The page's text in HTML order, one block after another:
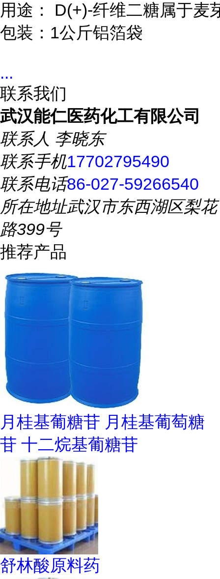
用途： D(+)-纤维二糖属于麦
包装：1公斤铝箔袋
...
联系我们
武汉能仁医药化工有限公司
联系人 李晓东
联系手机17702795490
联系电话86-027-59266540
所在地址武汉市东西湖区梨花
路399号
推荐产品
月桂基葡糖苷 月桂基葡萄糖
苷 十二烷基葡糖苷
舒林酸原料药